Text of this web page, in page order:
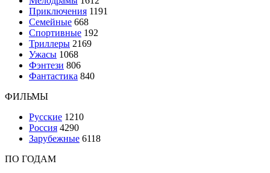
Приключения 1191
Семейные 668
Спортивные 192
Триллеры 2169
Ужасы 1068
Фэнтези 806
Фантастика 840
ФИЛЬМЫ
Русские 1210
Россия 4290
Зарубежные 6118
ПО ГОДАМ